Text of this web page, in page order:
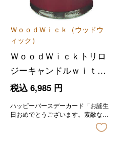
ＷｏｏｄＷｉｃｋ（ウッドウ
ィック）
ＷｏｏｄＷｉｃｋトリロ
ジーキャンドルｗｉｔｈ
シェードＭセット
税込 6,985円
ハッピーバースデーカード「お誕生
日おめでとうございます。素敵な一
年になりますように。」の印字が入